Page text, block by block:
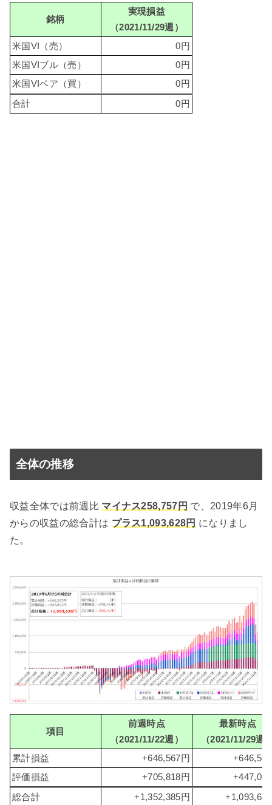
銘柄
実現損益
（2021/11/29週）
米国VI（売）
0円
米国VIブル（売）
0円
米国VIベア（買）
0円
合計 0円
全体の推移
収益全体では前週比 マイナス258,757円 で、2019年6月
からの収益の総合計は プラス1,093,628円 になりまし
た。
項目
前週時点
（2021/11/22週）
最新時点
（2021/11/29週
累計損益
+646,567円
評価損益
+705,818円
総合計 +1,352,385円